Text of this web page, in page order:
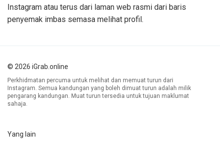
Instagram atau terus dari laman web rasmi dari baris
penyemak imbas semasa melihat profil.
© 2026 iGrab.online
Perkhidmatan percuma untuk melihat dan memuat turun dari
Instagram. Semua kandungan yang boleh dimuat turun adalah milik
pengarang kandungan. Muat turun tersedia untuk tujuan maklumat
sahaja.
Yang lain